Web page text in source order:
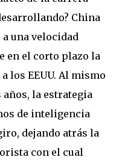
China
una velocidad
en el corto plazo la
los EEUU. Al mismo
la estrategia
de inteligencia
dejando atrás la
con el cual